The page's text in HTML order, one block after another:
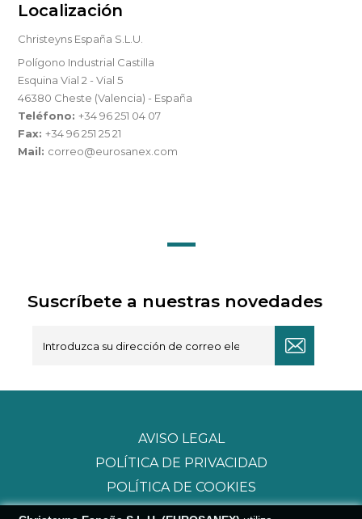
Localización
Christeyns España S.L.U.
Polígono Industrial Castilla
Esquina Vial 2 - Vial 5
46380 Cheste (Valencia) - España
Teléfono:+34 96 251 04 07
Fax:+34 96 251 25 21
Mail: correo@eurosanex.com
Suscríbete a nuestras novedades
AVISO LEGAL
POLÍTICA DE PRIVACIDAD
POLÍTICA DE COOKIES